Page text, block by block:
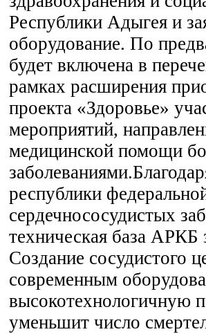
Республики Адыгея и
оборудование. По
будет включена в
рамках расширения
проекта «Здоровье»
мероприятий,
медицинской помощи
республики
сердечнососудистых
техническая база АРКБ
Создание сосудистого
современным
высокотехнологичную
уменьшит число